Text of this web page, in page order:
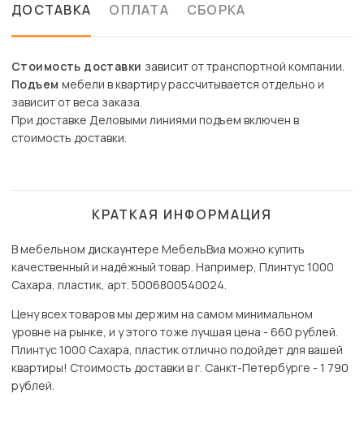
ДОСТАВКА ОПЛАТА СБОРКА
Стоимость доставки зависит от транспортной компании.
Подъем мебели в квартиру рассчитывается отдельно и
зависит от веса заказа.
При доставке Деловыми линиями подъем включен в
стоимость доставки.
КРАТКАЯ ИНФОРМАЦИЯ
В мебельном дискаунтере МебельВиа можно купить
качественный и надёжный товар. Например, Плинтус 1000
Сахара, пластик, арт. 5006800540024.
Цену всех товаров мы держим на самом минимальном
уровне на рынке, и у этого тоже лучшая цена - 660 рублей.
Плинтус 1000 Сахара, пластик отлично подойдет для вашей
квартиры! Стоимость доставки в г. Санкт-Петербурге - 1 790
рублей.